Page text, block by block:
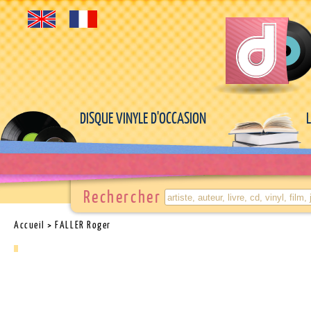
DISQUE VINYLE D'OCCASION
Rechercher
Accueil > FALLER Roger